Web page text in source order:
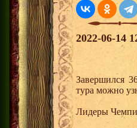
2022-06-14
Завершился
тура можно
Лидеры